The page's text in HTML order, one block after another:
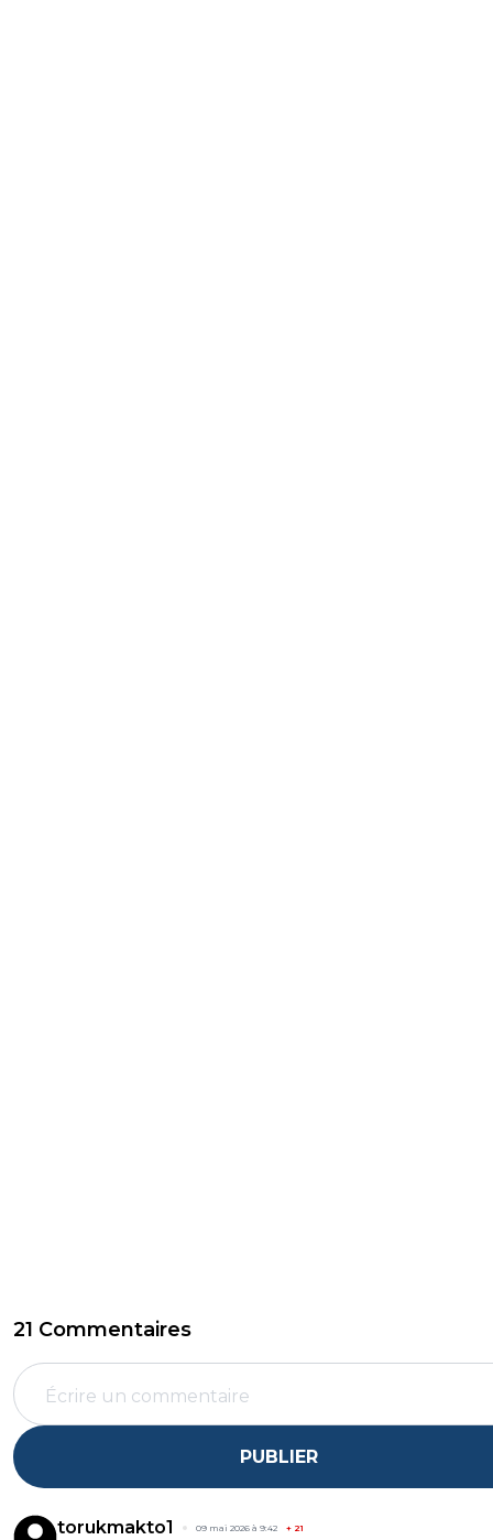
21 Commentaires
PUBLIER
torukmakto1 09 mai 2026 à 9:42 + 21